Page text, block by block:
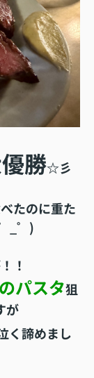
勝☆彡
たのに重た
_゜)
！
のパスタ狙
が
く諦めまし